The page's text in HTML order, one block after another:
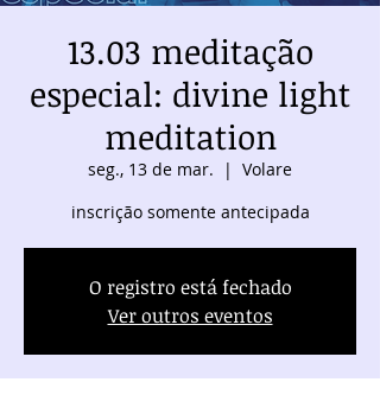
13.03 meditação
especial: divine light
meditation
seg., 13 de mar.
  |
Volare
inscrição somente antecipada
O registro está fechado
Ver outros eventos